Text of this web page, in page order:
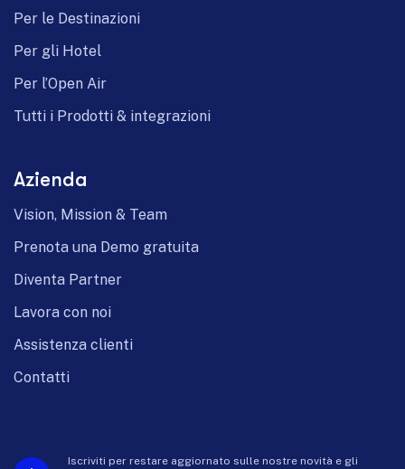
Per le Destinazioni
Per gli Hotel
Per l’Open Air
Tutti i Prodotti & integrazioni
Azienda
Vision, Mission & Team
Prenota una Demo gratuita
Diventa Partner
Lavora con noi
Assistenza clienti
Contatti
Iscriviti per restare aggiornato sulle nostre novità e gli